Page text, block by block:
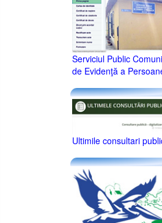
Serviciul Public
de Evidenţă a
Ultimile consultari